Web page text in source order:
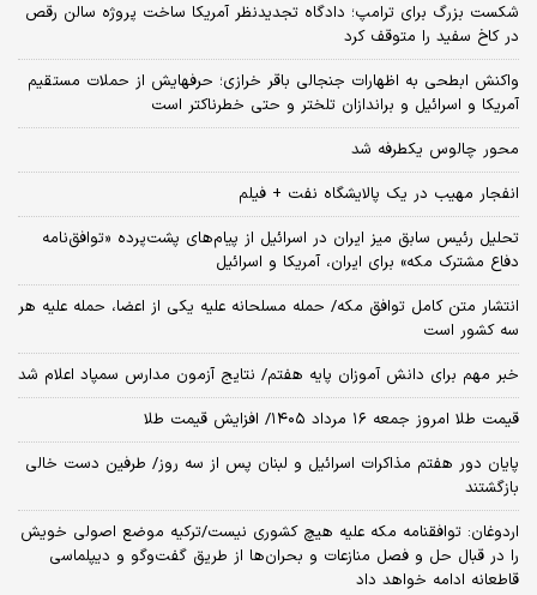
شکست بزرگ برای ترامپ؛ دادگاه تجدیدنظر آمریکا ساخت پروژه سالن رقص
در کاخ سفید را متوقف کرد
واکنش ابطحی به اظهارات جنجالی باقر خرازی؛ حرفهایش از حملات مستقیم
آمریکا و اسرائیل و براندازان تلختر و حتی خطرناکتر است
محور چالوس یکطرفه شد
انفجار مهیب در یک پالایشگاه نفت + فیلم
تحلیل رئیس سابق میز ایران در اسرائیل از پیام‌های پشت‌پرده «توافق‌نامه
دفاع مشترک مکه» برای ایران، آمریکا و اسرائیل
انتشار متن کامل توافق مکه/ حمله مسلحانه علیه یکی از اعضا، حمله علیه هر
سه کشور است
خبر مهم برای دانش آموزان پایه هفتم/ نتایج آزمون مدارس سمپاد اعلام شد
قیمت طلا امروز جمعه ۱۶ مرداد ۱۴۰۵/ افزایش قیمت طلا
پایان دور هفتم مذاکرات اسرائیل و لبنان پس از سه روز/ طرفین دست خالی
بازگشتند
اردوغان: توافقنامه مکه علیه هیچ کشوری نیست/ترکیه موضع اصولی خویش
را در قبال حل و فصل منازعات و بحران‌ها از طریق گفت‌وگو و دیپلماسی
قاطعانه ادامه خواهد داد